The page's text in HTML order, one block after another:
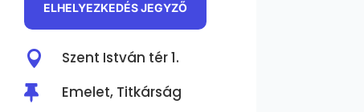
ELHELYEZKEDÉS JEGYZŐ

Szent István tér 1.

Emelet, Titkárság